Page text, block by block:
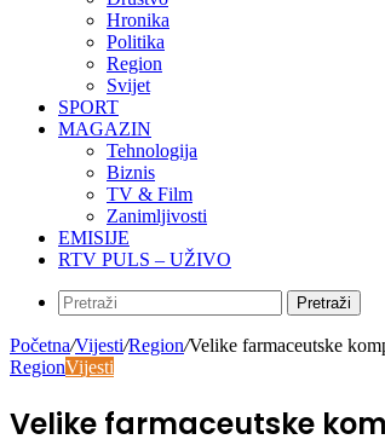
Hronika
Politika
Region
Svijet
SPORT
MAGAZIN
Tehnologija
Biznis
TV & Film
Zanimljivosti
EMISIJE
RTV PULS – UŽIVO
Pretraži
Početna/Vijesti/Region/Velike farmaceutske
RegionVijesti
Velike farmaceutske